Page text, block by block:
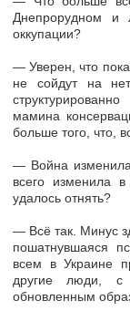
Днепрорудном и
оккупации?
— Уверен, что
не сойдут на
мамина
больше того, что,
— Война
всего изменила
удалось отнять?
— Всё так. Минус
пошатнувшаяся
всем в Украине
другие люди, с
обновленным